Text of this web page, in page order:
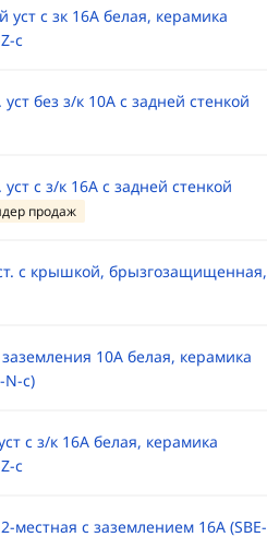
уст с зк 16А белая, керамика
c
без з/к 10А с задней стенкой
с з/к 16А с задней стенкой
продаж
с крышкой, брызгозащищенная,
10А белая, керамика
N-c)
с з/к 16А белая, керамика
c
местная с заземлением 16А (SBE-